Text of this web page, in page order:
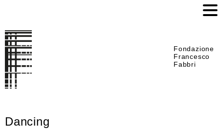
Fondazione
Francesco
Fabbri
Dancing